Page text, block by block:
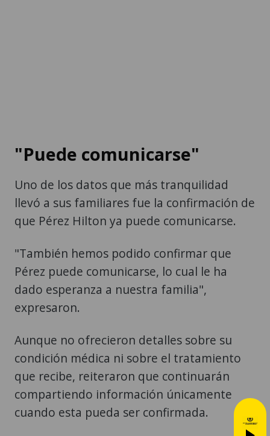
"Puede comunicarse"
Uno de los datos que más tranquilidad
llevó a sus familiares fue la confirmación de
que Pérez Hilton ya puede comunicarse.
"También hemos podido confirmar que
Pérez puede comunicarse, lo cual le ha
dado esperanza a nuestra familia",
expresaron.
Aunque no ofrecieron detalles sobre su
condición médica ni sobre el tratamiento
que recibe, reiteraron que continuarán
compartiendo información únicamente
cuando esta pueda ser confirmada.